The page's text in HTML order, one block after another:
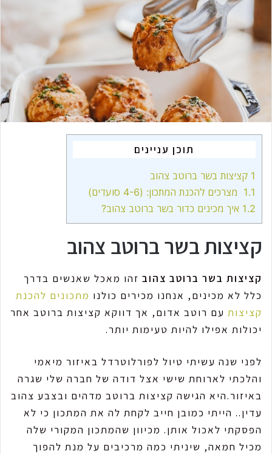
e
m
a
תוכן עניינים
1 קציצות בשר ברוטב צהוב
1.1 מצרכים להכנת המתכון: (4-6 סועדים)
1.2 איך מכינים כדור בשר ברוטב צהוב?
קציצות בשר ברוטב צהוב
קציצות בשר ברוטב צהוב זהו מאכל שאנשים בדרך
כלל לא מכינים, אנחנו מכירים כולנו מתכונים להכנת
קציצות עם רוטב אדום, אך דווקא קציצות ברוטב אחר
יכולות אפילו להיות טעימות יותר.
לפני שנה עשיתי טיול לפורלוטרדל באיזור מיאמי
והלכתי לארוחת שישי אצל דודה של חברה שלי שגרה
באיזור.היא הגישה קציצות ברוטב מדהים ובצבע צהוב
עדין.. הייתי כמובן חייב לקחת לה את המתכון כי לא
הפסקתי לאכול אותן. מכיוון שהמתכון המקורי שלה
מכיל חמאה, שיניתי כמה מרכיבים על מנת להפוך